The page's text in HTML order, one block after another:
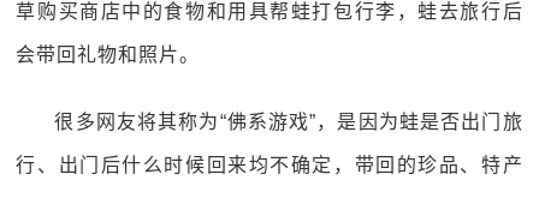
草购买商店中的食物和用具帮蛙打包行李，蛙去旅行后
会带回礼物和照片。
很多网友将其称为“佛系游戏”，是因为蛙是否出门旅
行、出门后什么时候回来均不确定，带回的珍品、特产